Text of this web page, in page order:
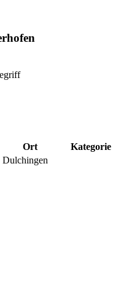
Ort
Kategorie
Dulchingen